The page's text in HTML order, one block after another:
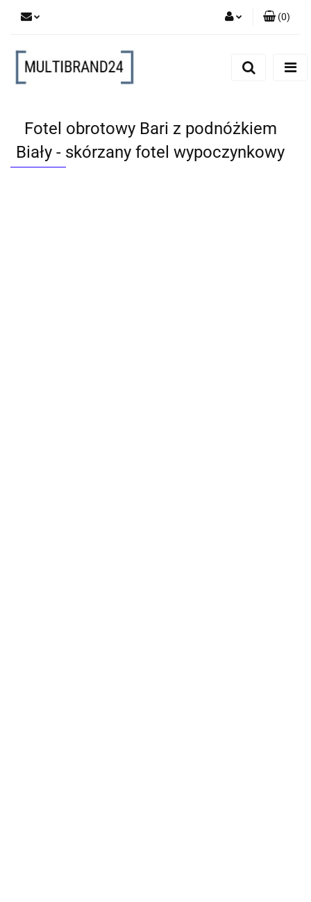
(0)
Fotel obrotowy Bari z podnóżkiem
Biały - skórzany fotel wypoczynkowy